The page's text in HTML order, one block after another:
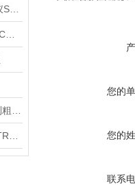
您的
您的
联系